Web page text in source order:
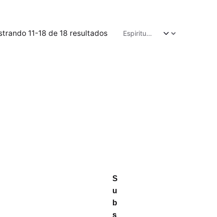
11-18 de 18 resultados
S
u
b
s